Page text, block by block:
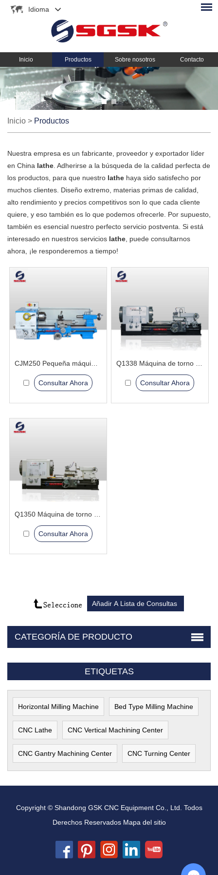
Idioma
Inicio Productos Sobre nosotros Contacto
Inicio > Productos
Nuestra empresa es un fabricante, proveedor y exportador líder
en China lathe . Adherirse a la búsqueda de la calidad perfecta de
los productos, para que nuestro lathe haya sido satisfecho por
muchos clientes. Diseño extremo, materias primas de calidad,
alto rendimiento y precios competitivos son lo que cada cliente
quiere, y eso también es lo que podemos ofrecerle. Por supuesto,
también es esencial nuestro perfecto servicio postventa. Si está
interesado en nuestros servicios lathe , puede consultarnos
ahora, ¡le responderemos a tiempo!
Consultar Ahora Consultar Ahora
Consultar Ahora
CATEGORÍA DE PRODUCTO
ETIQUETAS
Horizontal Milling Machine Bed Type Milling Machine
CNC Lathe CNC Vertical Machining Center
CNC Gantry Machining Center CNC Turning Center
Copyright © Shandong GSK CNC Equipment Co., Ltd. Todos
Derechos Reservados Mapa del sitio